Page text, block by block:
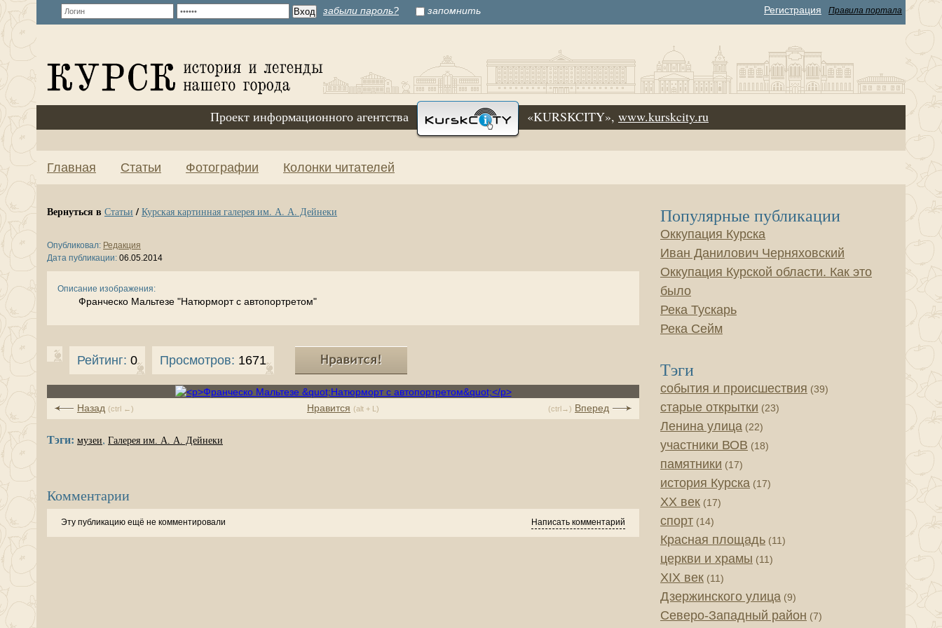
забыли пароль? запомнить Регистрация Правила портала
Проект информационного агентства «KURSKCITY», www.kurskcity.ru
Главная Статьи Фотографии Колонки читателей
Вернуться в Статьи / Курская картинная галерея им. А. А. Дейнеки
Опубликовал: Редакция
Дата публикации: 06.05.2014
Описание изображения:
Франческо Мальтезе "Натюрморт с автопортретом"
Рейтинг: 0 Просмотров: 1671
Нравится (alt + L)
Назад (ctrl ←) (ctrl→) Вперед
Тэги: музеи, Галерея им. А. А. Дейнеки
Комментарии
Эту публикацию ещё не комментировали Написать комментарий
Популярные публикации
Оккупация Курска
Иван Данилович Черняховский
Оккупация Курской области. Как это
было
Река Тускарь
Река Сейм
Тэги
события и происшествия (39)
старые открытки (23)
Ленина улица (22)
участники ВОВ (18)
памятники (17)
история Курска (17)
XX век (17)
спорт (14)
Красная площадь (11)
церкви и храмы (11)
XIX век (11)
Дзержинского улица (9)
Северо-Западный район (7)